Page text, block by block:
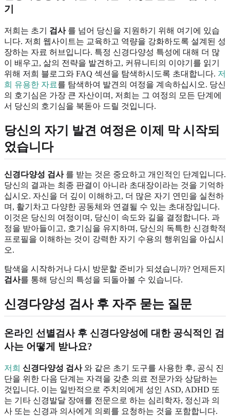
기
저희는 초기 검사를 넘어 당신을 지원하기 위해 여기에 있습
니다. 저희 웹사이트는 교육하고 역량을 강화하도록 설계된 성
장하는 자료 허브입니다. 특정 신경다양성 특성에 대해 더 많
이 배우고, 삶의 전략을 발견하고, 커뮤니티의 이야기를 읽기
위해 저희 블로그와 FAQ 섹션을 탐색하시도록 초대합니다. 저
희 유용한 자료를 탐색하여 발견의 여정을 계속하십시오. 당신
의 호기심은 가장 큰 자산이며, 저희는 그 여정의 모든 단계에
서 당신의 호기심을 북돋아 드릴 것입니다.
당신의 자기 발견 여정은 이제 막 시작되
었습니다
신경다양성 검사를 받는 것은 중요하고 개인적인 단계입니다.
당신의 결과는 최종 판결이 아니라 초대장이라는 것을 기억하
십시오. 자신을 더 깊이 이해하고, 더 많은 자기 연민을 실천하
며, 활기차고 다양한 공동체와 연결될 수 있는 초대장입니다.
이것은 당신의 여정이며, 당신이 속도와 길을 결정합니다. 과
정을 받아들이고, 호기심을 유지하며, 당신의 독특한 신경학적
프로필을 이해하는 것이 강력한 자기 수용의 행위임을 아십시
오.
탐색을 시작하거나 다시 방문할 준비가 되셨습니까? 언제든지
검사를 통해 당신의 특성을 되돌아볼 수 있습니다.
신경다양성 검사 후 자주 묻는 질문
온라인 선별검사 후 신경다양성에 대한 공식적인 검
사는 어떻게 받나요?
저희 신경다양성 검사 와 같은 초기 도구를 사용한 후, 공식 진
단을 위한 다음 단계는 자격을 갖춘 의료 전문가와 상담하는
것입니다. 이는 일반적으로 주치의에게 성인 ASD, ADHD 또
는 기타 신경발달 장애를 전문으로 하는 심리학자, 정신과 의
사 또는 신경과 의사에게 의뢰를 요청하는 것을 포함합니다.